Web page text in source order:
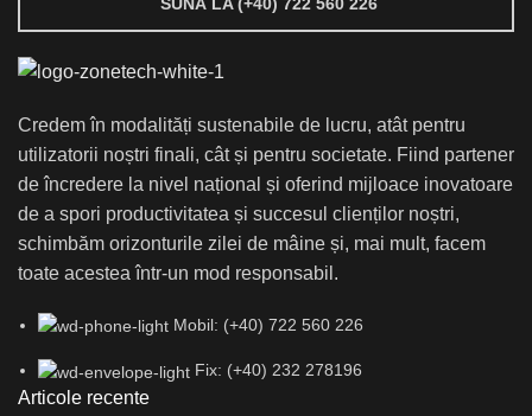
Credem în modalități sustenabile de lucru, atât pentru
utilizatorii noștri finali, cât și pentru societate. Fiind partener
de încredere la nivel național și oferind mijloace inovatoare
de a spori productivitatea și succesul clienților noștri,
schimbăm orizonturile zilei de mâine și, mai mult, facem
toate acestea într-un mod responsabil.
Mobil: (+40) 722 560 226
Fix: (+40) 232 278196
Articole recente